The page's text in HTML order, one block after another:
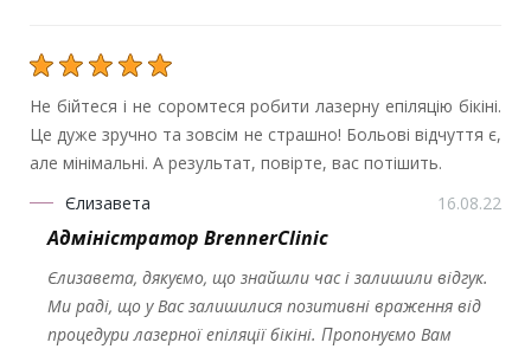
Не бійтеся і не соромтеся робити лазерну епіляцію бікіні.
Це дуже зручно та зовсім не страшно! Больові відчуття є,
але мінімальні. А результат, повірте, вас потішить.
Єлизавета
16.08.22
Адміністратор BrennerClinic
Єлизавета, дякуємо, що знайшли час і залишили відгук.
Ми раді, що у Вас залишилися позитивні враження від
процедури лазерної епіляції бікіні. Пропонуємо Вам